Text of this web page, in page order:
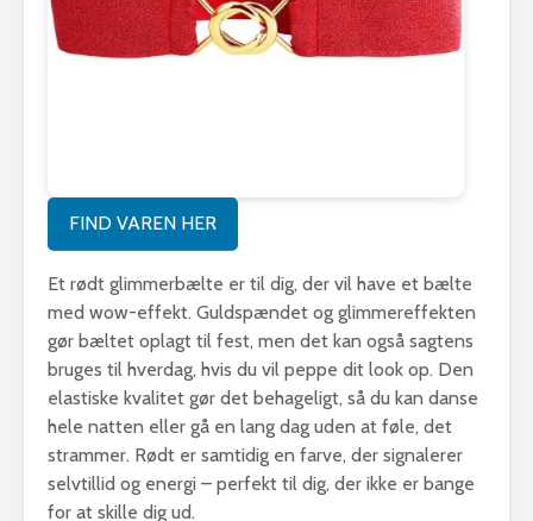
FIND VAREN HER
Et rødt glimmerbælte er til dig, der vil have et bælte
med wow-effekt. Guldspændet og glimmereffekten
gør bæltet oplagt til fest, men det kan også sagtens
bruges til hverdag, hvis du vil peppe dit look op. Den
elastiske kvalitet gør det behageligt, så du kan danse
hele natten eller gå en lang dag uden at føle, det
strammer. Rødt er samtidig en farve, der signalerer
selvtillid og energi – perfekt til dig, der ikke er bange
for at skille dig ud.